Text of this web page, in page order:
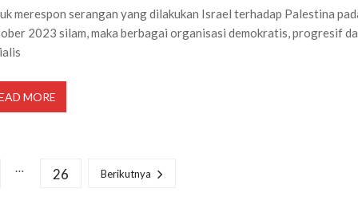
merespon serangan yang dilakukan Israel terhadap Palestina
2023 silam, maka berbagai organisasi demokratis, progresif
MORE
… 26 Berikutnya